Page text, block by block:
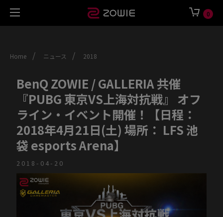
0
Home / ニュース / 2018
BenQ ZOWIE / GALLERIA 共催
『PUBG 東京VS上海対抗戦』 オフ
ライン・イベント開催！【日程：
2018年4月21日(土) 場所： LFS 池
袋 esports Arena】
2018-04-20